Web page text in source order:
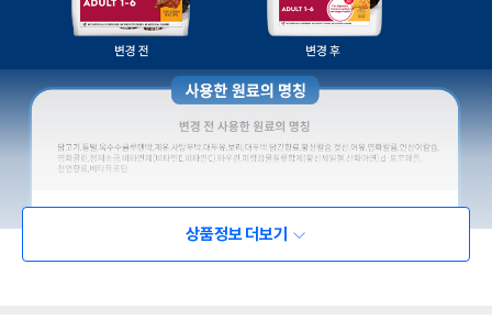
상품정보 더보기